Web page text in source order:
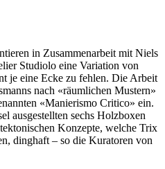
in Zusammenarbeit mit Niels
Studiolo eine Variation von
je eine Ecke zu fehlen. Die Arbeit
nach «räumlichen Mustern»
«Manierismo Critico» ein.
ausgestellten sechs Holzboxen
Konzepte, welche Trix
dinghaft – so die Kuratoren von